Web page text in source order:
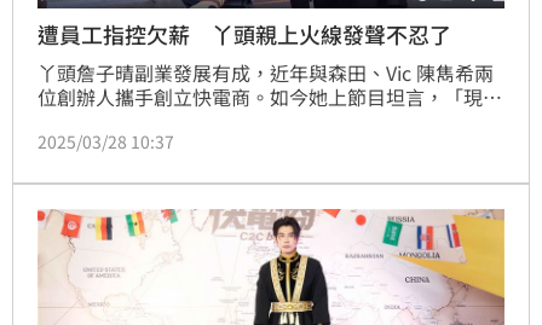
遭員工指控欠薪 丫頭親上火線發聲不忍了
丫頭詹子晴副業發展有成，近年與森田、Vic 陳雋希兩
位創辦人攜手創立快電商。如今她上節目坦言，「現在
工，突然有天就消失，打電話都找不到人，也不知如何
罵：「你們為什麼不給薪水？！」
2025/03/28 10:37